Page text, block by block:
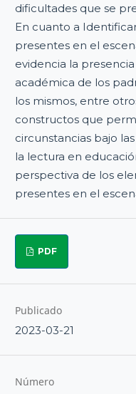
dificultades que se
En cuanto a
presentes en el
evidencia la
académica de los
los mismos, entre
constructos que
circunstancias bajo
la lectura en
perspectiva de los
presentes en el
PDF
Publicado
2023-03-21
Número